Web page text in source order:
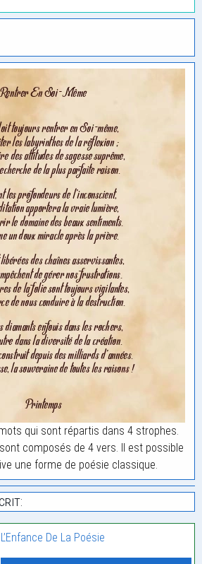
qui sont répartis dans 4 strophes.
composés de 4 vers. Il est possible
une forme de poésie classique.
L’Enfance De La Poésie